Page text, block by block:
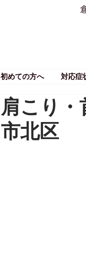
初めての方へ 対応症
肩こり
市北区